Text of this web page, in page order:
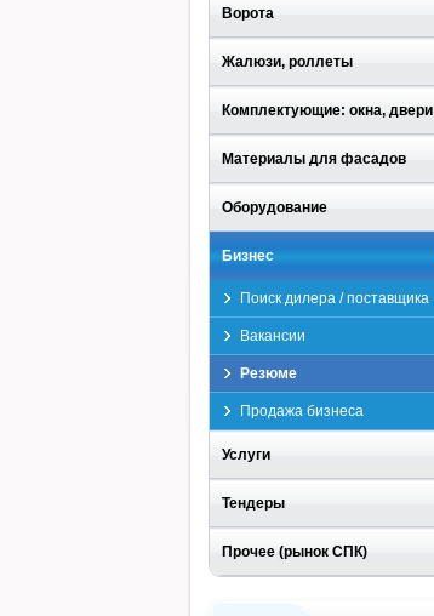
Ворота
Жалюзи, роллеты
Комплектующие: окна, двери
Материалы для фасадов
Оборудование
Бизнес
Поиск дилера / поставщика
Вакансии
Резюме
Продажа бизнеса
Услуги
Тендеры
Прочее (рынок СПК)